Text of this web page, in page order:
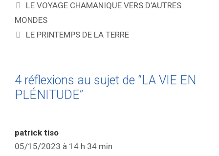
LE VOYAGE CHAMANIQUE VERS D’AUTRES
MONDES
LE PRINTEMPS DE LA TERRE
4 réflexions au sujet de “LA VIE EN
PLÉNITUDE”
patrick tiso
05/15/2023 à 14 h 34 min